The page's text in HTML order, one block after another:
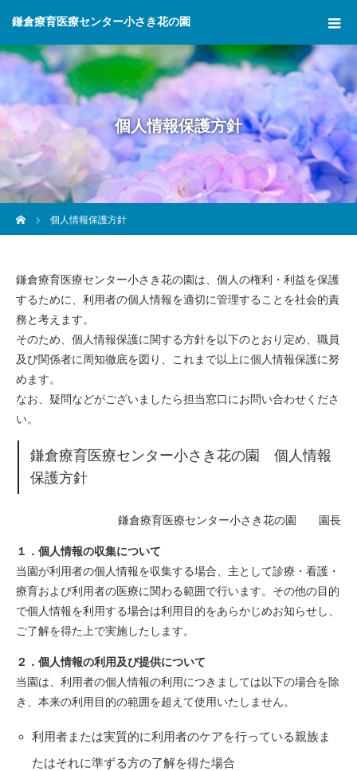
鎌倉療育医療センター小さき花の園
個人情報保護方針
個人情報保護方針
鎌倉療育医療センター小さき花の園は、個人の権利・利益を保護
するために、利用者の個人情報を適切に管理することを社会的責
務と考えます。
そのため、個人情報保護に関する方針を以下のとおり定め、職員
及び関係者に周知徹底を図り、これまで以上に個人情報保護に努
めます。
なお、疑問などがございましたら担当窓口にお問い合わせくださ
い。
鎌倉療育医療センター小さき花の園 個人情報
保護方針
鎌倉療育医療センター小さき花の園 園長
１．個人情報の収集について
当園が利用者の個人情報を収集する場合、主として診療・看護・
療育および利用者の医療に関わる範囲で行います。その他の目的
で個人情報を利用する場合は利用目的をあらかじめお知らせし、
ご了解を得た上で実施したします。
２．個人情報の利用及び提供について
当園は、利用者の個人情報の利用につきましては以下の場合を除
き、本来の利用目的の範囲を超えて使用いたしません。
利用者または実質的に利用者のケアを行っている親族ま
たはそれに準ずる方の了解を得た場合